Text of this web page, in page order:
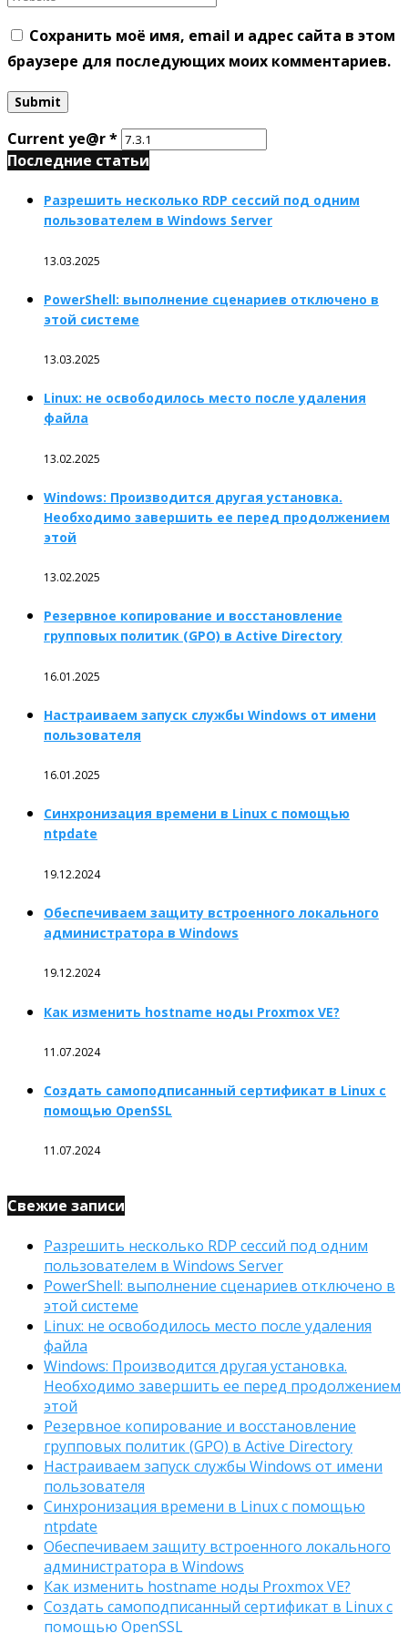
Сохранить моё имя, email и адрес сайта в этом
браузере для последующих моих комментариев.
Current ye@r*
Последние статьи
Разрешить несколько RDP сессий под одним
пользователем в Windows Server
13.03.2025
PowerShell: выполнение сценариев отключено в
этой системе
13.03.2025
Linux: не освободилось место после удаления
файла
13.02.2025
Windows: Производится другая установка.
Необходимо завершить ее перед продолжением
этой
13.02.2025
Резервное копирование и восстановление
групповых политик (GPO) в Active Directory
16.01.2025
Настраиваем запуск службы Windows от имени
пользователя
16.01.2025
Синхронизация времени в Linux с помощью
ntpdate
19.12.2024
Обеспечиваем защиту встроенного локального
администратора в Windows
19.12.2024
Как изменить hostname ноды Proxmox VE?
11.07.2024
Создать самоподписанный сертификат в Linux с
помощью OpenSSL
11.07.2024
Свежие записи
Разрешить несколько RDP сессий под одним
пользователем в Windows Server
PowerShell: выполнение сценариев отключено в
этой системе
Linux: не освободилось место после удаления
файла
Windows: Производится другая установка.
Необходимо завершить ее перед продолжением
этой
Резервное копирование и восстановление
групповых политик (GPO) в Active Directory
Настраиваем запуск службы Windows от имени
пользователя
Синхронизация времени в Linux с помощью
ntpdate
Обеспечиваем защиту встроенного локального
администратора в Windows
Как изменить hostname ноды Proxmox VE?
Создать самоподписанный сертификат в Linux с
помощью OpenSSL